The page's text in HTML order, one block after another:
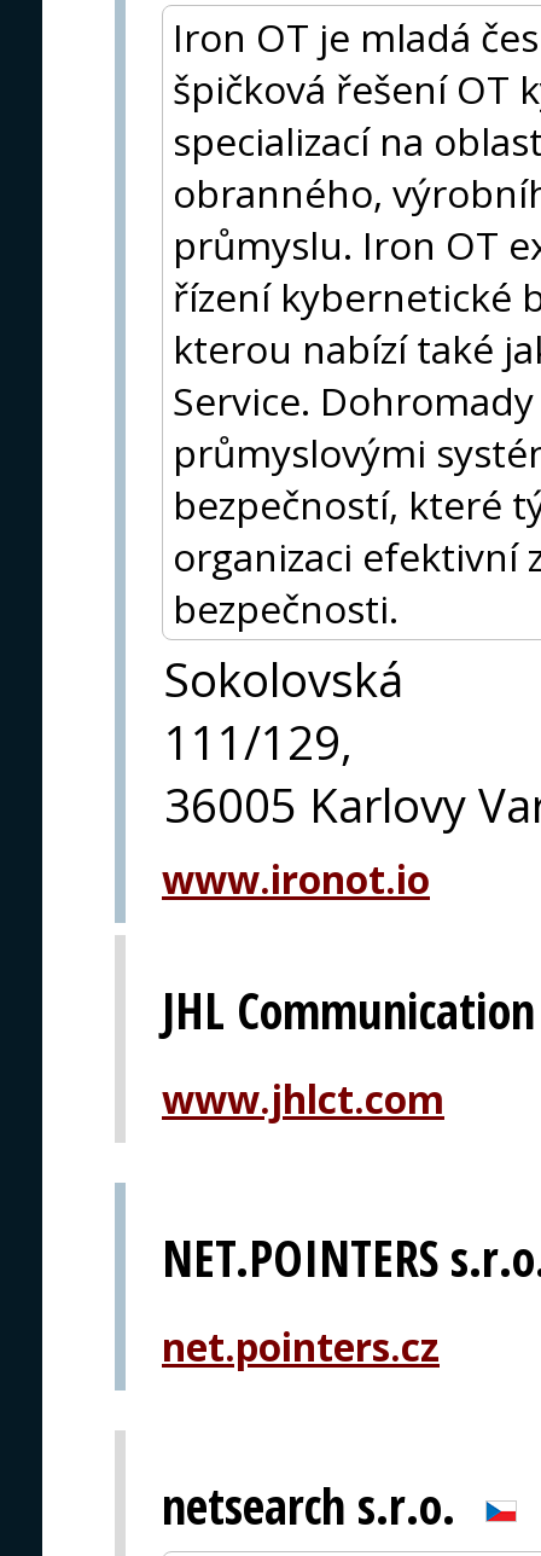
Iron OT je mladá
špičková řešení OT
specializací na
obranného,
průmyslu. Iron OT
řízení kybernetické
kterou nabízí také
Service.
průmyslovými
bezpečností, které
organizaci efektivní
bezpečnosti.
Sokolovská
111/129,
36005 Karlovy
www.ironot.io
JHL
www.jhlct.com
NET.POINTERS
net.pointers.cz
netsearch s.r.o.